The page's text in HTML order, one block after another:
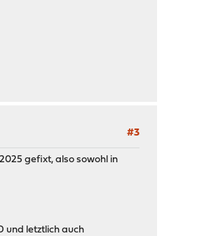
#3
gefixt, also sowohl in
und letztlich auch